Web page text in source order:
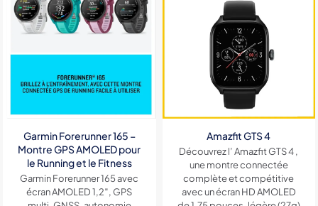
Garmin Forerunner 165 –
Montre GPS AMOLED pour
le Running et le Fitness
Garmin Forerunner 165 avec
écran AMOLED 1,2″, GPS
Amazfit GTS 4
Découvrez l’ Amazfit GTS 4 ,
une montre connectée
complète et compétitive
avec un écran HD AMOLED